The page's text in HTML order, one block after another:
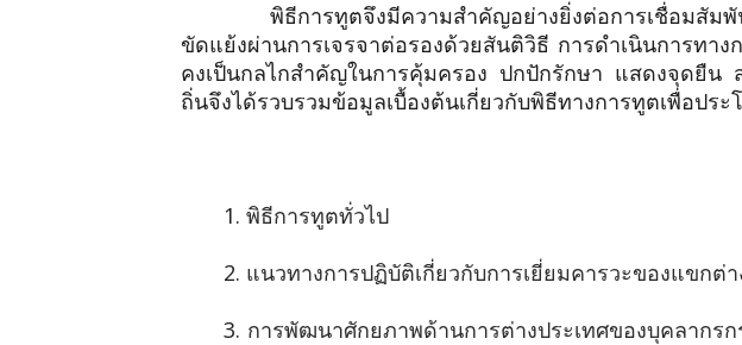
พิธีการทูตจึงมีความสำคัญอย่างยิ่งต่อการเชื่อมสัม
ขัดแย้งผ่านการเจรจาต่อรองด้วยสันติวิธี การดำเนินการทา
คงเป็นกลไกสำคัญในการคุ้มครอง ปกปักรักษา แสดงจุดยืน
ถิ่นจึงได้รวบรวมข้อมูลเบื้องต้นเกี่ยวกับพิธีทางการทูตเพื่อปร
1. พิธีการทูตทั่วไป
2. แนวทางการปฏิบัติเกี่ยวกับการเยี่ยมคารวะของแขกต่า
3. การพัฒนาศักยภาพด้านการต่างประเทศของบุคลากร